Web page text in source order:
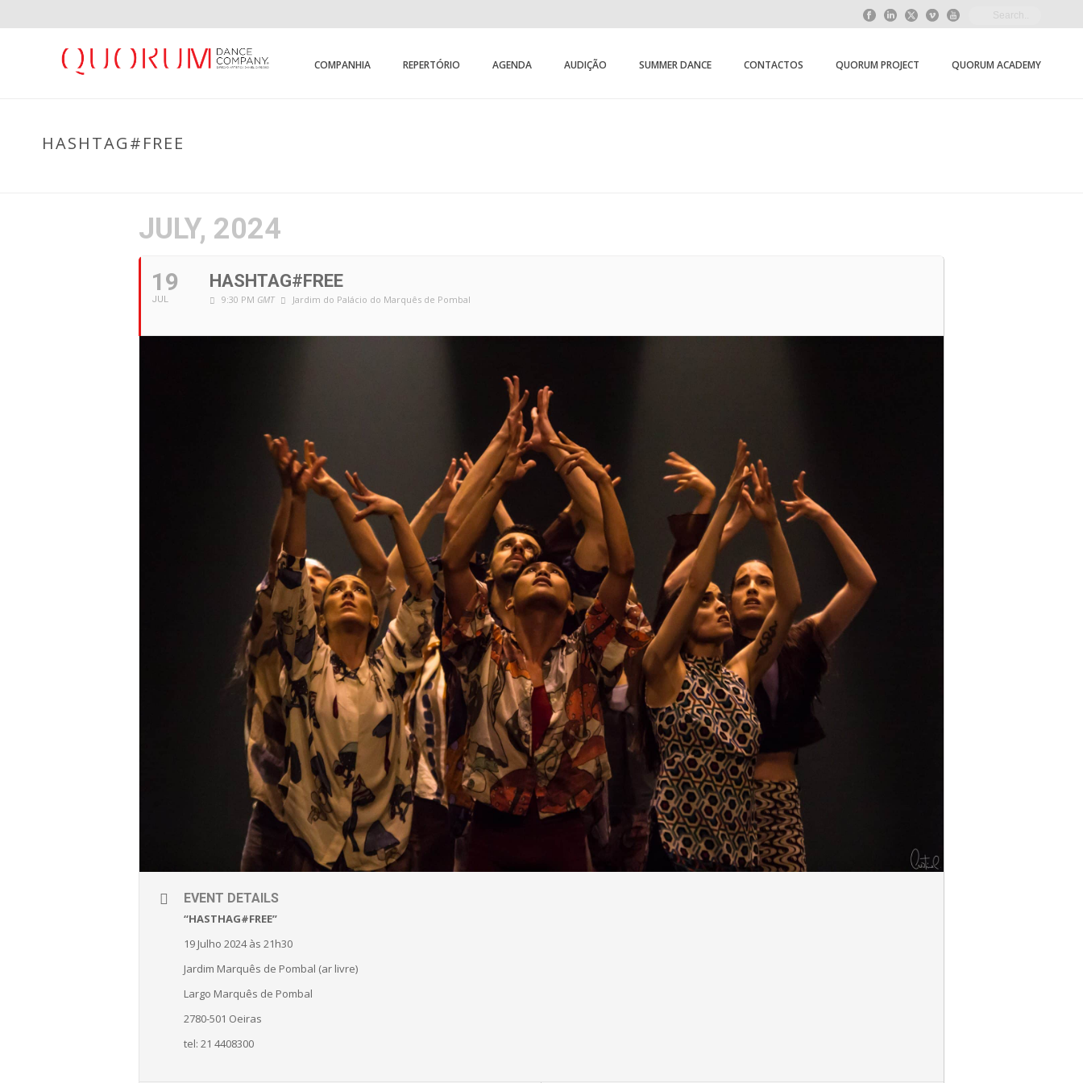
COMPANHIA REPERTÓRIO AGENDA AUDIÇÃO SUMMER DANCE CONTACTOS QUORUM PROJECT QUORUM ACADEMY
HASHTAG#FREE
JULY, 2024
19
JUL
HASHTAG#FREE
9:30 PM GMT Jardim do Palácio do Marquês de Pombal
EVENT DETAILS
“HASTHAG#FREE”
19 Julho 2024 às 21h30
Jardim Marquês de Pombal (ar livre)
Largo Marquês de Pombal
2780-501 Oeiras
tel: 21 4408300